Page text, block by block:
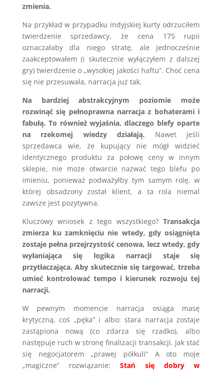
zmienia.
Na przykład w przypadku indyjskiej kurty odrzuciłem
twierdzenie sprzedawcy, że cena 175 rupii
oznaczałaby dla niego stratę, ale jednocześnie
zaakceptowałem (i skutecznie wyłączyłem z dalszej
gry) twierdzenie o „wysokiej jakości haftu”. Choć cena
się nie przesuwała, narracja już tak.
Na bardziej abstrakcyjnym poziomie może
rozwinąć się pełnoprawna narracja z bohaterami i
fabułą. To również wyjaśnia, dlaczego blefy oparte
na rzekomej wiedzy działają. Nawet jeśli
sprzedawca wie, że kupujący nie mógł widzieć
identycznego produktu za połowę ceny w innym
sklepie, nie może otwarcie nazwać tego blefu po
imieniu, ponieważ podważyłby tym samym rolę, w
której obsadzony został klient, a ta rola niemal
zawsze jest pozytywna.
Kluczowy wniosek z tego wszystkiego?Transakcja
zmierza ku zamknięciu nie wtedy, gdy osiągnięta
zostaje pełna przejrzystość cenowa, lecz wtedy, gdy
wyłaniająca się logika narracji staje się
przytłaczająca. Aby skutecznie się targować, trzeba
umieć kontrolować tempo i kierunek rozwoju tej
narracji.
W pewnym momencie narracja osiąga masę
krytyczną, coś „pęka” i albo: stara narracja zostaje
zastąpiona nową (co zdarza się rzadko), albo
następuje ruch w stronę finalizacji transakcji. Jak stać
się negocjatorem „prawej półkuli” A oto moje
„magiczne” rozwiązanie:Stań się dobry w